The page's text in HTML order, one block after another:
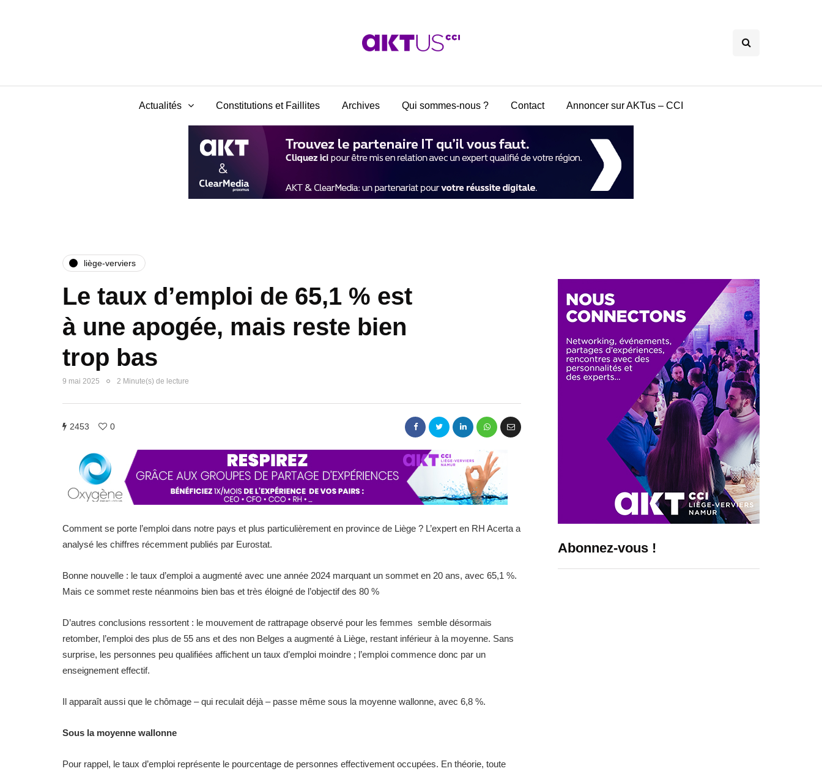
Actualités Constitutions et Faillites Archives Qui sommes-nous ? Contact Annoncer sur AKTus – CCI
liège-verviers
Le taux d’emploi de 65,1 % est
à une apogée, mais reste bien
trop bas
9 mai 2025 2 Minute(s) de lecture
2453 0
Comment se porte l’emploi dans notre pays et plus particulièrement en province de Liège ? L’expert en RH Acerta a
analysé les chiffres récemment publiés par Eurostat.
Bonne nouvelle : le taux d’emploi a augmenté avec une année 2024 marquant un sommet en 20 ans, avec 65,1 %.
Mais ce sommet reste néanmoins bien bas et très éloigné de l’objectif des 80 %
D’autres conclusions ressortent : le mouvement de rattrapage observé pour les femmes semble désormais
retomber, l’emploi des plus de 55 ans et des non Belges a augmenté à Liège, restant inférieur à la moyenne. Sans
surprise, les personnes peu qualifiées affichent un taux d’emploi moindre ; l’emploi commence donc par un
enseignement effectif.
Il apparaît aussi que le chômage – qui reculait déjà – passe même sous la moyenne wallonne, avec 6,8 %.
Sous la moyenne wallonne
Pour rappel, le taux d’emploi représente le pourcentage de personnes effectivement occupées. En théorie, toute
Abonnez-vous !